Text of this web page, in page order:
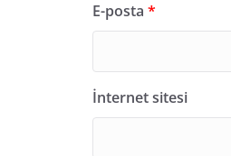
E-posta *
İnternet sitesi